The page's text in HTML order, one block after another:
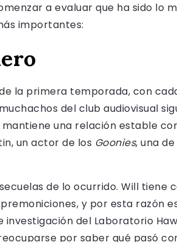
a evaluar que ha sido lo
importantes:
la primera temporada, con
del club audiovisual
una relación estable
un actor de los Goonies, una
de lo ocurrido. Will tiene
y por esta razón
del Laboratorio
por saber qué pasó